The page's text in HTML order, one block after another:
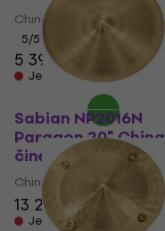
China činel
5/5
5 399 Kč
Jen na objednávku
Sabian NP2016N
Paragon 20" China
činel
China činel
13 290 Kč
Jen na objednávku